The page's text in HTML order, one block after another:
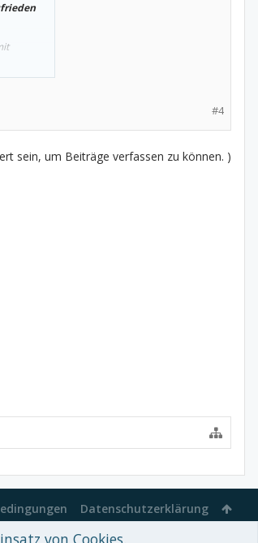
#4
sein, um Beiträge verfassen zu können. )
Datenschutzerklärung
von Cookies.